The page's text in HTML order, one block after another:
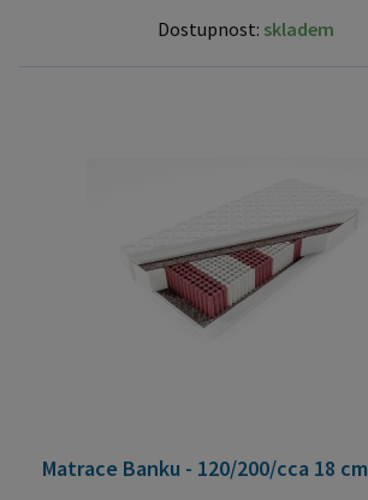
Dostupnost: skladem
Matrace Banku - 120/200/cca 18 cm